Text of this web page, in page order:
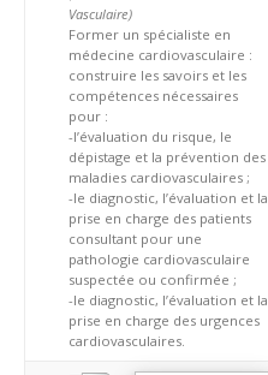
Vasculaire)
Former un spécialiste en
médecine cardiovasculaire :
construire les savoirs et les
compétences nécessaires
pour :
-l’évaluation du risque, le
dépistage et la prévention des
maladies cardiovasculaires ;
-le diagnostic, l’évaluation et la
prise en charge des patients
consultant pour une
pathologie cardiovasculaire
suspectée ou confirmée ;
-le diagnostic, l’évaluation et la
prise en charge des urgences
cardiovasculaires.